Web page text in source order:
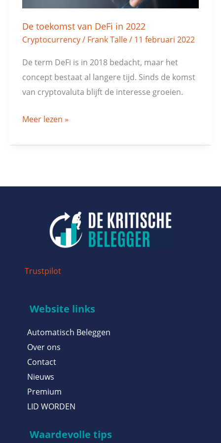
De toekomst van DeFi in 2022
Cryptocurrency/ Frank Talle/ 11 februari 2022
De term DeFi is in 2018 bedacht, maar het
concept bestaat al langere tijd. Sinds de komst
van cryptovaluta blijft de interesse groeien.
Meer lezen »
Trustpilot
Website links
Automatisch Beleggen
Over ons
Contact
Nieuws
Premium
LID WORDEN
Waardevolle tips